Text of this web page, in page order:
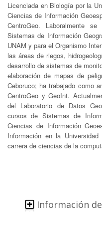
Licenciada en Biología por la
Ciencias de Información
CentroGeo. Laboralmente
Sistemas de Información
UNAM y para el Organismo
las áreas de riegos,
desarrollo de sistemas de
elaboración de mapas de
Ceboruco; ha trabajado como
CentroGeo y GeoInt.
del Laboratorio de Datos
cursos de Sistemas de
Ciencias de Información
Información en la
carrera de ciencias de la
Información